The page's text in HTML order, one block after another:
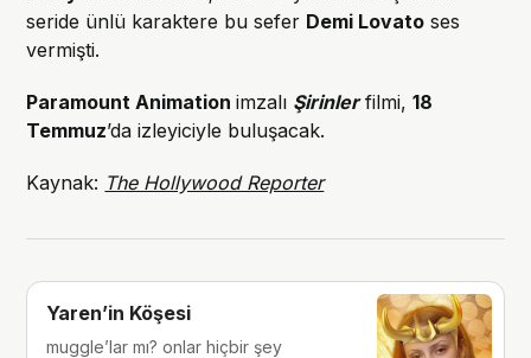
seride ünlü karaktere bu sefer Demi Lovato ses
vermişti.
Paramount Animationimzalı Şirinlerfilmi,18
Temmuz’da izleyiciyle buluşacak.
Kaynak: The Hollywood Reporter
Yaren’in Köşesi
muggle’lar mı? onlar hiçbir şey